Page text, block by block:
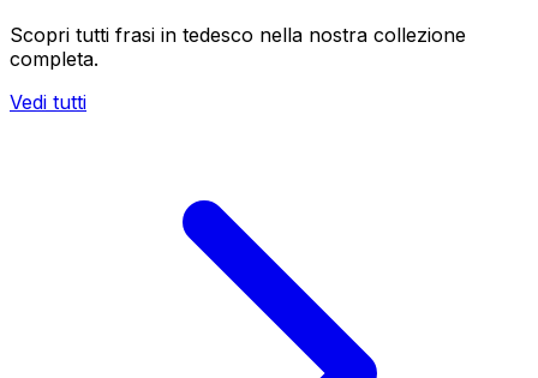
Scopri tutti frasi in tedesco nella nostra collezione
completa.
Vedi tutti